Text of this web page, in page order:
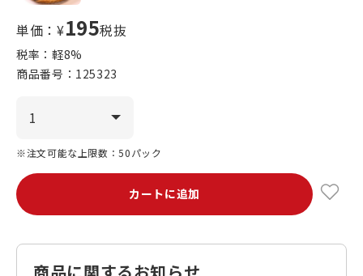
単価：¥195税抜
税率：軽8%
商品番号： 125323
※注文可能な上限数：50パック
カートに追加
商品に関するお知らせ